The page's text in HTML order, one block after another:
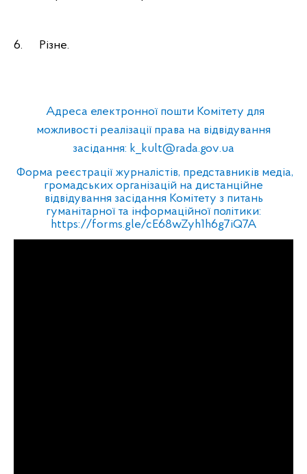
6. Різне.
Адреса електронної пошти Комітету для
можливості реалізації права на відвідування
засідання: k kult@rada.gov.ua
Форма реєстрації журналістів, представників медіа,
громадських організацій на дистанційне
відвідування засідання Комітету з питань
гуманітарної та інформаційної політики:
https://forms.gle/cE68wZyh1h6g7iQ7A